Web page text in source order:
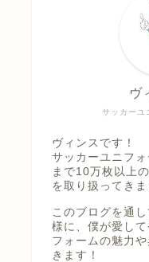
サッカーユ
ヴ
ヴィンスです！
サッカーユニフ
まで10万枚以上
を取り扱ってきま
このブログを通
様に、僕が愛し
フォームの魅力
きます！